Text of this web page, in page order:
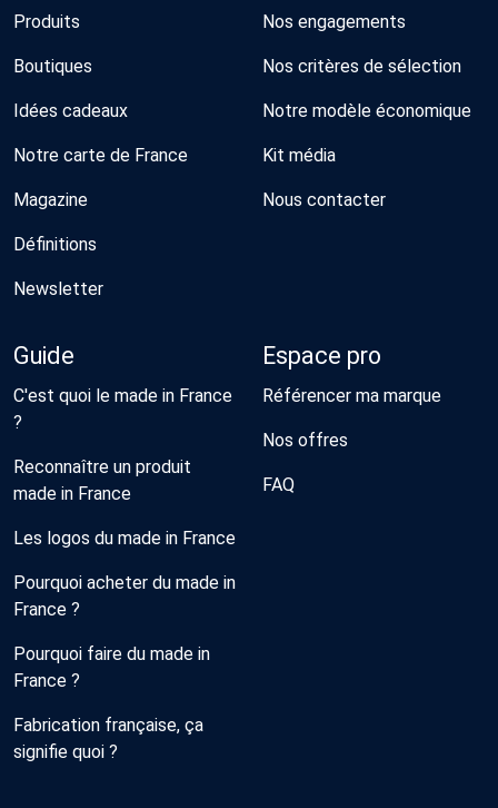
Produits
Boutiques
Idées cadeaux
Notre carte de France
Magazine
Définitions
Newsletter
Nos engagements
Nos critères de sélection
Notre modèle économique
Kit média
Nous contacter
Guide
C'est quoi le made in France
?
Reconnaître un produit
made in France
Les logos du made in France
Pourquoi acheter du made in
France ?
Pourquoi faire du made in
France ?
Fabrication française, ça
signifie quoi ?
Espace pro
Référencer ma marque
Nos offres
FAQ